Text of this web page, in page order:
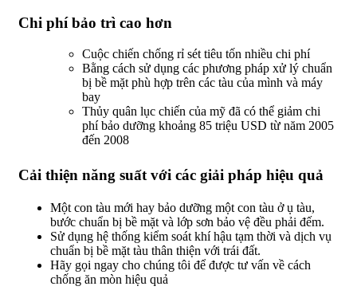
Chi phí bảo trì cao hơn
Cuộc chiến chống rỉ sét tiêu tốn nhiều chi phí
Bằng cách sử dụng các phương pháp xử lý chuẩn
bị bề mặt phù hợp trên các tàu của mình và máy
bay
Thủy quân lục chiến của mỹ đã có thể giảm chi
phí bảo dưỡng khoảng 85 triệu USD từ năm 2005
đến 2008
Cải thiện năng suất với các giải pháp hiệu quả
Một con tàu mới hay bảo dưỡng một con tàu ở ụ tàu,
bước chuẩn bị bề mặt và lớp sơn bảo vệ đều phải đếm.
Sử dụng hệ thống kiểm soát khí hậu tạm thời và dịch vụ
chuẩn bị bề mặt tàu thân thiện với trái đất.
Hãy gọi ngay cho chúng tôi để được tư vấn về cách
chống ăn mòn hiệu quả